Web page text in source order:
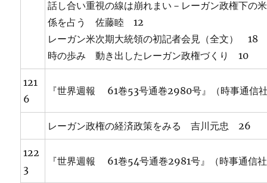
話し合い重視の線は崩れまい－レーガン政権下の
係を占う 佐藤睦 12
レーガン米次期大統領の初記者会見（全文） 18
時の歩み 動き出したレーガン政権づくり 10
121
6
『世界週報 61巻53号通巻2980号』（時事通信
レーガン政権の経済政策をみる 吉川元忠 26
122
3
『世界週報 61巻54号通巻2981号』（時事通信